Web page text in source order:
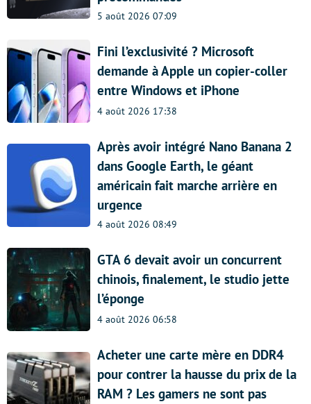
5 août 2026 07:09
Fini l’exclusivité ? Microsoft
demande à Apple un copier-coller
entre Windows et iPhone
4 août 2026 17:38
Après avoir intégré Nano Banana 2
dans Google Earth, le géant
américain fait marche arrière en
urgence
4 août 2026 08:49
GTA 6 devait avoir un concurrent
chinois, finalement, le studio jette
l’éponge
4 août 2026 06:58
Acheter une carte mère en DDR4
pour contrer la hausse du prix de la
RAM ? Les gamers ne sont pas